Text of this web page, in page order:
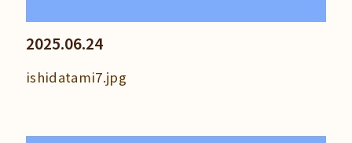
2025.06.24
ishidatami7.jpg